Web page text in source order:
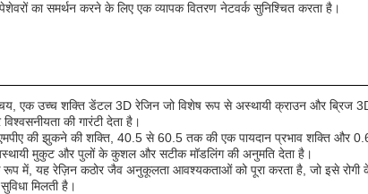
पेशेवरों का समर्थन करने के लिए एक व्यापक वितरण नेटवर्क सुनिश्चित करता है।
एक उच्च शक्ति डेंटल 3D रेजिन जो विशेष रूप से अस्थायी क्राउन और ब्रिज
की गारंटी देता है।
की झुकने की शक्ति, 40.5 से 60.5 तक की एक पायदान प्रभाव शक्ति और
मुकुट और पुलों के कुशल और सटीक मॉडलिंग की अनुमति देता है।
यह रेज़िन कठोर जैव अनुकूलता आवश्यकताओं को पूरा करता है, जो इसे रोगी के
मिलती है।